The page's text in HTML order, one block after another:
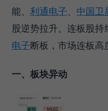
能、利通电子、 中国卫
股逆势拉升。连板股持
电子断板，市场连板高
一、板块异动